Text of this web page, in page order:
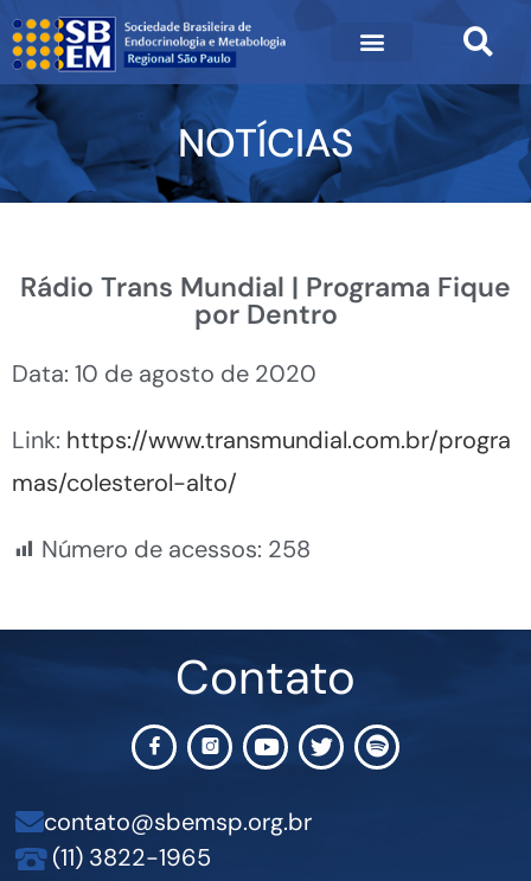
NOTÍCIAS
Rádio Trans Mundial | Programa Fique
por Dentro
Data: 10 de agosto de 2020
Link: https://www.transmundial.com.br/progra
mas/colesterol-alto/
Número de acessos: 258
Contato
contato@sbemsp.org.br
(11) 3822-1965